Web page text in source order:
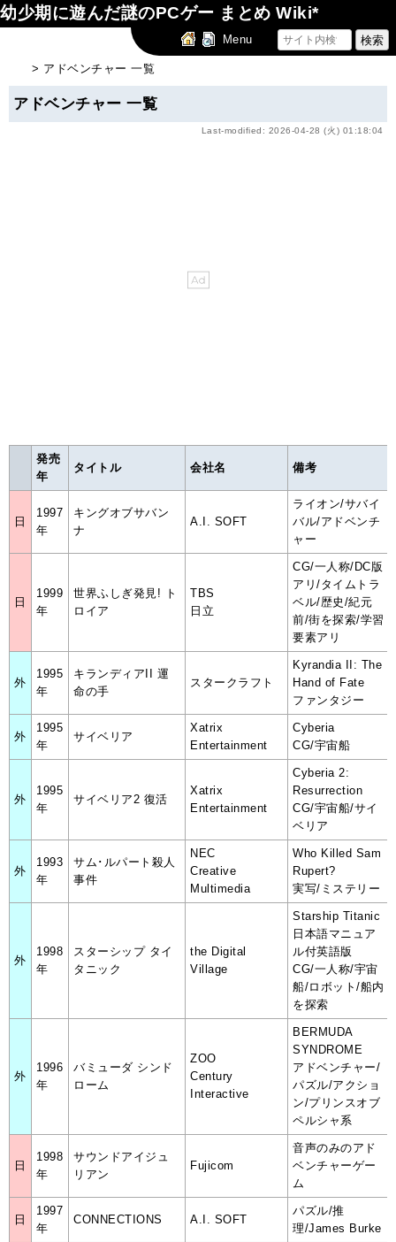
幼少期に遊んだ謎のPCゲー まとめ Wiki*
Menu
> アドベンチャー 一覧
アドベンチャー 一覧
Last-modified: 2026-04-28 (火) 01:18:04
発売
年
タイトル 会社名 備考
日
1997
年
キングオブサバン
ナ
A.I. SOFT
ライオン/サバイ
バル/アドベンチ
ャー
日
1999
年
世界ふしぎ発見! ト
ロイア
TBS
日立
CG/一人称/DC版
アリ/タイムトラ
ベル/歴史/紀元
前/街を探索/学習
要素アリ
外
1995
年
キランディアII 運
命の手
スタークラフト
Kyrandia II: The
Hand of Fate
ファンタジー
外
1995
年
サイベリア
Xatrix
Entertainment
Cyberia
CG/宇宙船
外
1995
年
サイベリア2 復活
Xatrix
Entertainment
Cyberia 2:
Resurrection
CG/宇宙船/サイ
ベリア
外
1993
年
サム･ルパート殺人
事件
NEC
Creative
Multimedia
Who Killed Sam
Rupert?
実写/ミステリー
外
1998
年
スターシップ タイ
タニック
the Digital
Village
Starship Titanic
日本語マニュア
ル付英語版
CG/一人称/宇宙
船/ロボット/船内
を探索
外
1996
年
バミューダ シンド
ローム
ZOO
Century
Interactive
BERMUDA
SYNDROME
アドベンチャー/
パズル/アクショ
ン/プリンスオブ
ペルシャ系
日
1998
年
サウンドアイジュ
リアン
Fujicom
音声のみのアド
ベンチャーゲー
ム
日
1997
年
CONNECTIONS A.I. SOFT
パズル/推
理/James Burke